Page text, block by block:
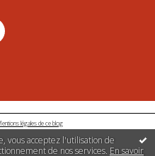
vous acceptez l'utilisation de
de nos services. En savoir
légales de ce blog